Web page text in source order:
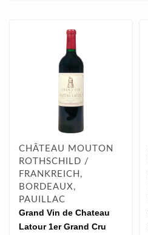
CHÂTEAU MOUTON
ROTHSCHILD /
FRANKREICH,
BORDEAUX,
PAUILLAC
Grand Vin de Chateau
Latour 1er Grand Cru